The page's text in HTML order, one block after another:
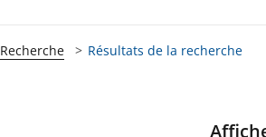
Recherche Résultats de la recherche